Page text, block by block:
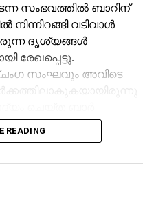
അഴിച്ചുവിടുകയാണ്.
അവിടെ
പെരുമാറ്റം;
നടി
കഴുത്ത് ഞെരിച്ച്
സംഭവത്തില്‍ ബാറിന്
വടിവാള്‍
ദൃശ്യങ്ങള്‍
രേഖപ്പെട്ടു.
സംഘവും അവിടെ
ശക്തമായി. പ്രതികളുടെ
പുറത്തുപോയെങ്കിലും,
അക്രമം
READING